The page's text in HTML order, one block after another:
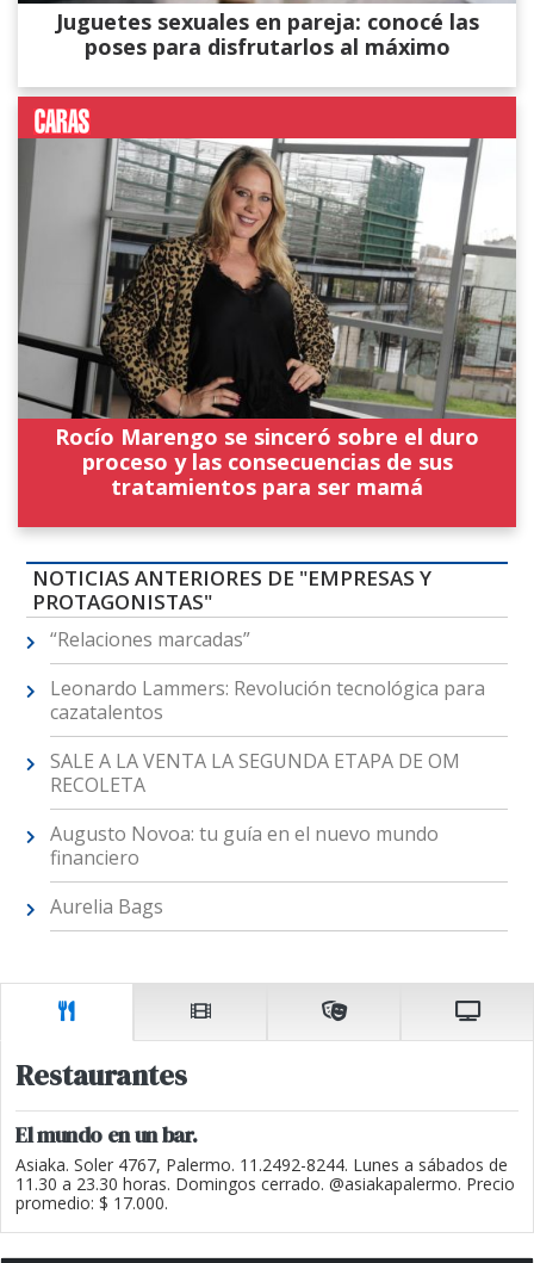
Juguetes sexuales en pareja: conocé las
poses para disfrutarlos al máximo
Rocío Marengo se sinceró sobre el duro
proceso y las consecuencias de sus
tratamientos para ser mamá
NOTICIAS ANTERIORES DE "EMPRESAS Y
PROTAGONISTAS"
“Relaciones marcadas”
Leonardo Lammers: Revolución tecnológica para
cazatalentos
SALE A LA VENTA LA SEGUNDA ETAPA DE OM
RECOLETA
Augusto Novoa: tu guía en el nuevo mundo
financiero
Aurelia Bags
Restaurantes
El mundo en un bar.
Asiaka. Soler 4767, Palermo. 11.2492-8244. Lunes a sábados de
11.30 a 23.30 horas. Domingos cerrado. @asiakapalermo. Precio
promedio: $ 17.000.